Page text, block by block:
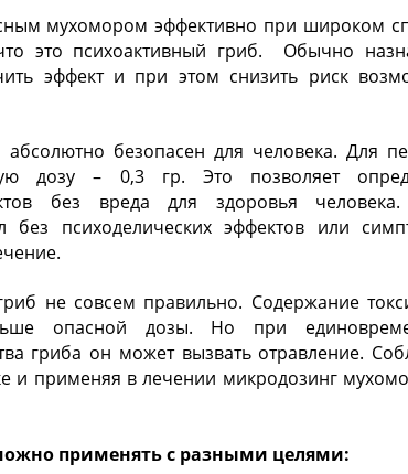
мухомором эффективно при широком
это психоактивный гриб. Обычно
эффект и при этом снизить риск
безопасен для человека. Для
дозу – 0,3 гр. Это позволяет
без вреда для здоровья
психоделических эффектов или
не совсем правильно. Содержание
опасной дозы. Но при
гриба он может вызвать отравление.
и применяя в лечении микродозинг
применять с разными целями: